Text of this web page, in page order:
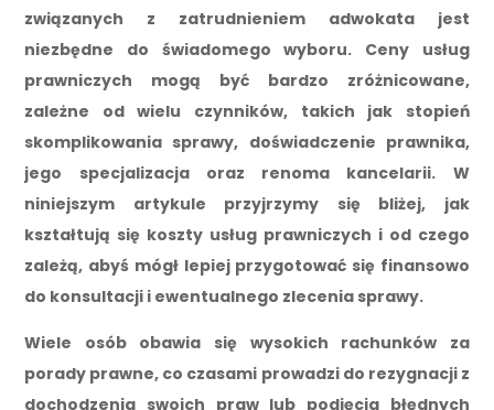
związanych z zatrudnieniem adwokata jest
niezbędne do świadomego wyboru. Ceny usług
prawniczych mogą być bardzo zróżnicowane,
zależne od wielu czynników, takich jak stopień
skomplikowania sprawy, doświadczenie prawnika,
jego specjalizacja oraz renoma kancelarii. W
niniejszym artykule przyjrzymy się bliżej, jak
kształtują się koszty usług prawniczych i od czego
zależą, abyś mógł lepiej przygotować się finansowo
do konsultacji i ewentualnego zlecenia sprawy.
Wiele osób obawia się wysokich rachunków za
porady prawne, co czasami prowadzi do rezygnacji z
dochodzenia swoich praw lub podjęcia błędnych